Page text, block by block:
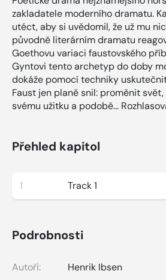
zakladatele moderního dramatu.
utéct, aby si uvědomil, že už mu
původně literárním dramatu
Goethovu variaci faustovského
Gyntovi tento archetyp do doby
dokáže pomocí techniky
Faust jen planě snil: proměnit svět,
svému užitku a podobě...
Přehled kapitol
1 Track 1
Podrobnosti
Autoři:
Henrik Ibsen